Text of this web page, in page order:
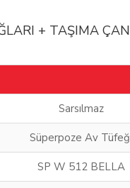
+ TAŞIMA
Sarsılmaz
Süperpoze Av
SP W 512 BELLA